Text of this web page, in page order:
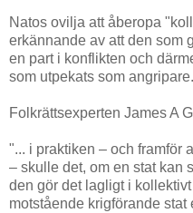
Natos ovilja att åberopa
erkännande av att den som
en part i konflikten och
som utpekats som angripare.
Folkrättsexperten James A
"... i praktiken – och framför
– skulle det, om en stat kan
den gör det lagligt i
motstående krigförande stat